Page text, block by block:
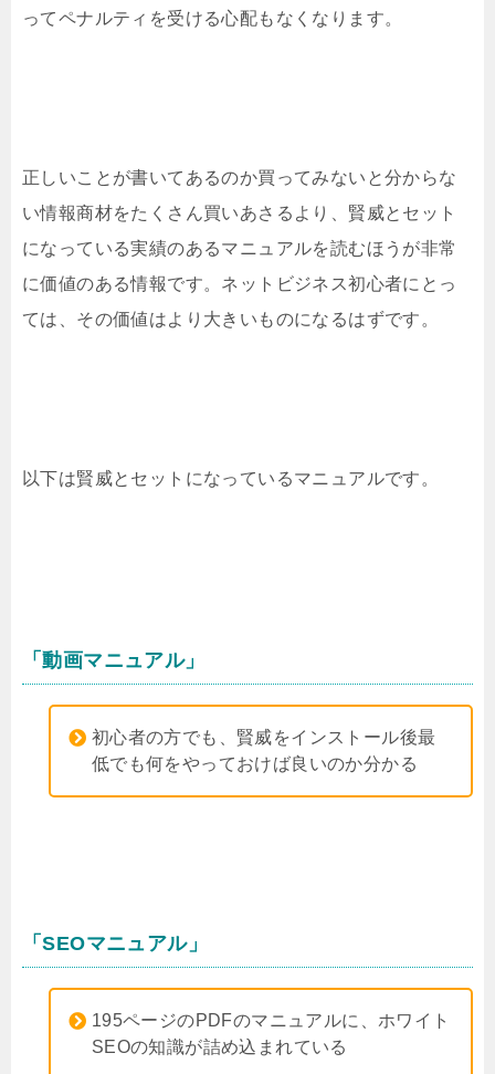
ってペナルティを受ける心配もなくなります。
正しいことが書いてあるのか買ってみないと分からな
い情報商材をたくさん買いあさるより、賢威とセット
になっている実績のあるマニュアルを読むほうが非常
に価値のある情報です。ネットビジネス初心者にとっ
ては、その価値はより大きいものになるはずです。
以下は賢威とセットになっているマニュアルです。
「動画マニュアル」
初心者の方でも、賢威をインストール後最
低でも何をやっておけば良いのか分かる
「SEOマニュアル」
195ページのPDFのマニュアルに、ホワイト
SEOの知識が詰め込まれている